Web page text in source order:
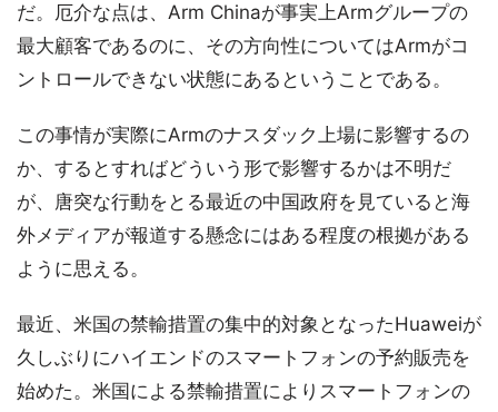
だ。厄介な点は、Arm Chinaが事実上Armグループの
最大顧客であるのに、その方向性についてはArmがコ
ントロールできない状態にあるということである。
この事情が実際にArmのナスダック上場に影響するの
か、するとすればどういう形で影響するかは不明だ
が、唐突な行動をとる最近の中国政府を見ていると海
外メディアが報道する懸念にはある程度の根拠がある
ように思える。
最近、米国の禁輸措置の集中的対象となったHuaweiが
久しぶりにハイエンドのスマートフォンの予約販売を
始めた。米国による禁輸措置によりスマートフォンの